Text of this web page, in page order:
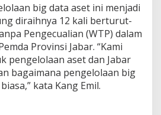
big data aset ini menjadi
diraihnya 12 kali berturut-
Pengecualian (WTP) dalam
Provinsi Jabar. “Kami
pengelolaan aset dan Jabar
bagaimana pengelolaan big
kata Kang Emil.